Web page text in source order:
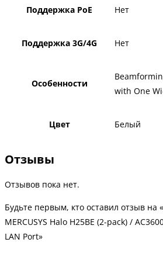
Поддержка PoE Нет
Поддержка 3G/4G Нет
Особенности
with One
Цвет Белый
Отзывы
Отзывов пока нет.
Будьте первым, кто оставил отзыв на
MERCUSYS Halo H25BE (2-pack) /
LAN Port»